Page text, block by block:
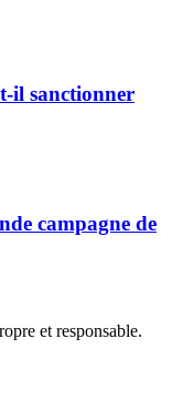
il sanctionner
campagne de
et responsable.